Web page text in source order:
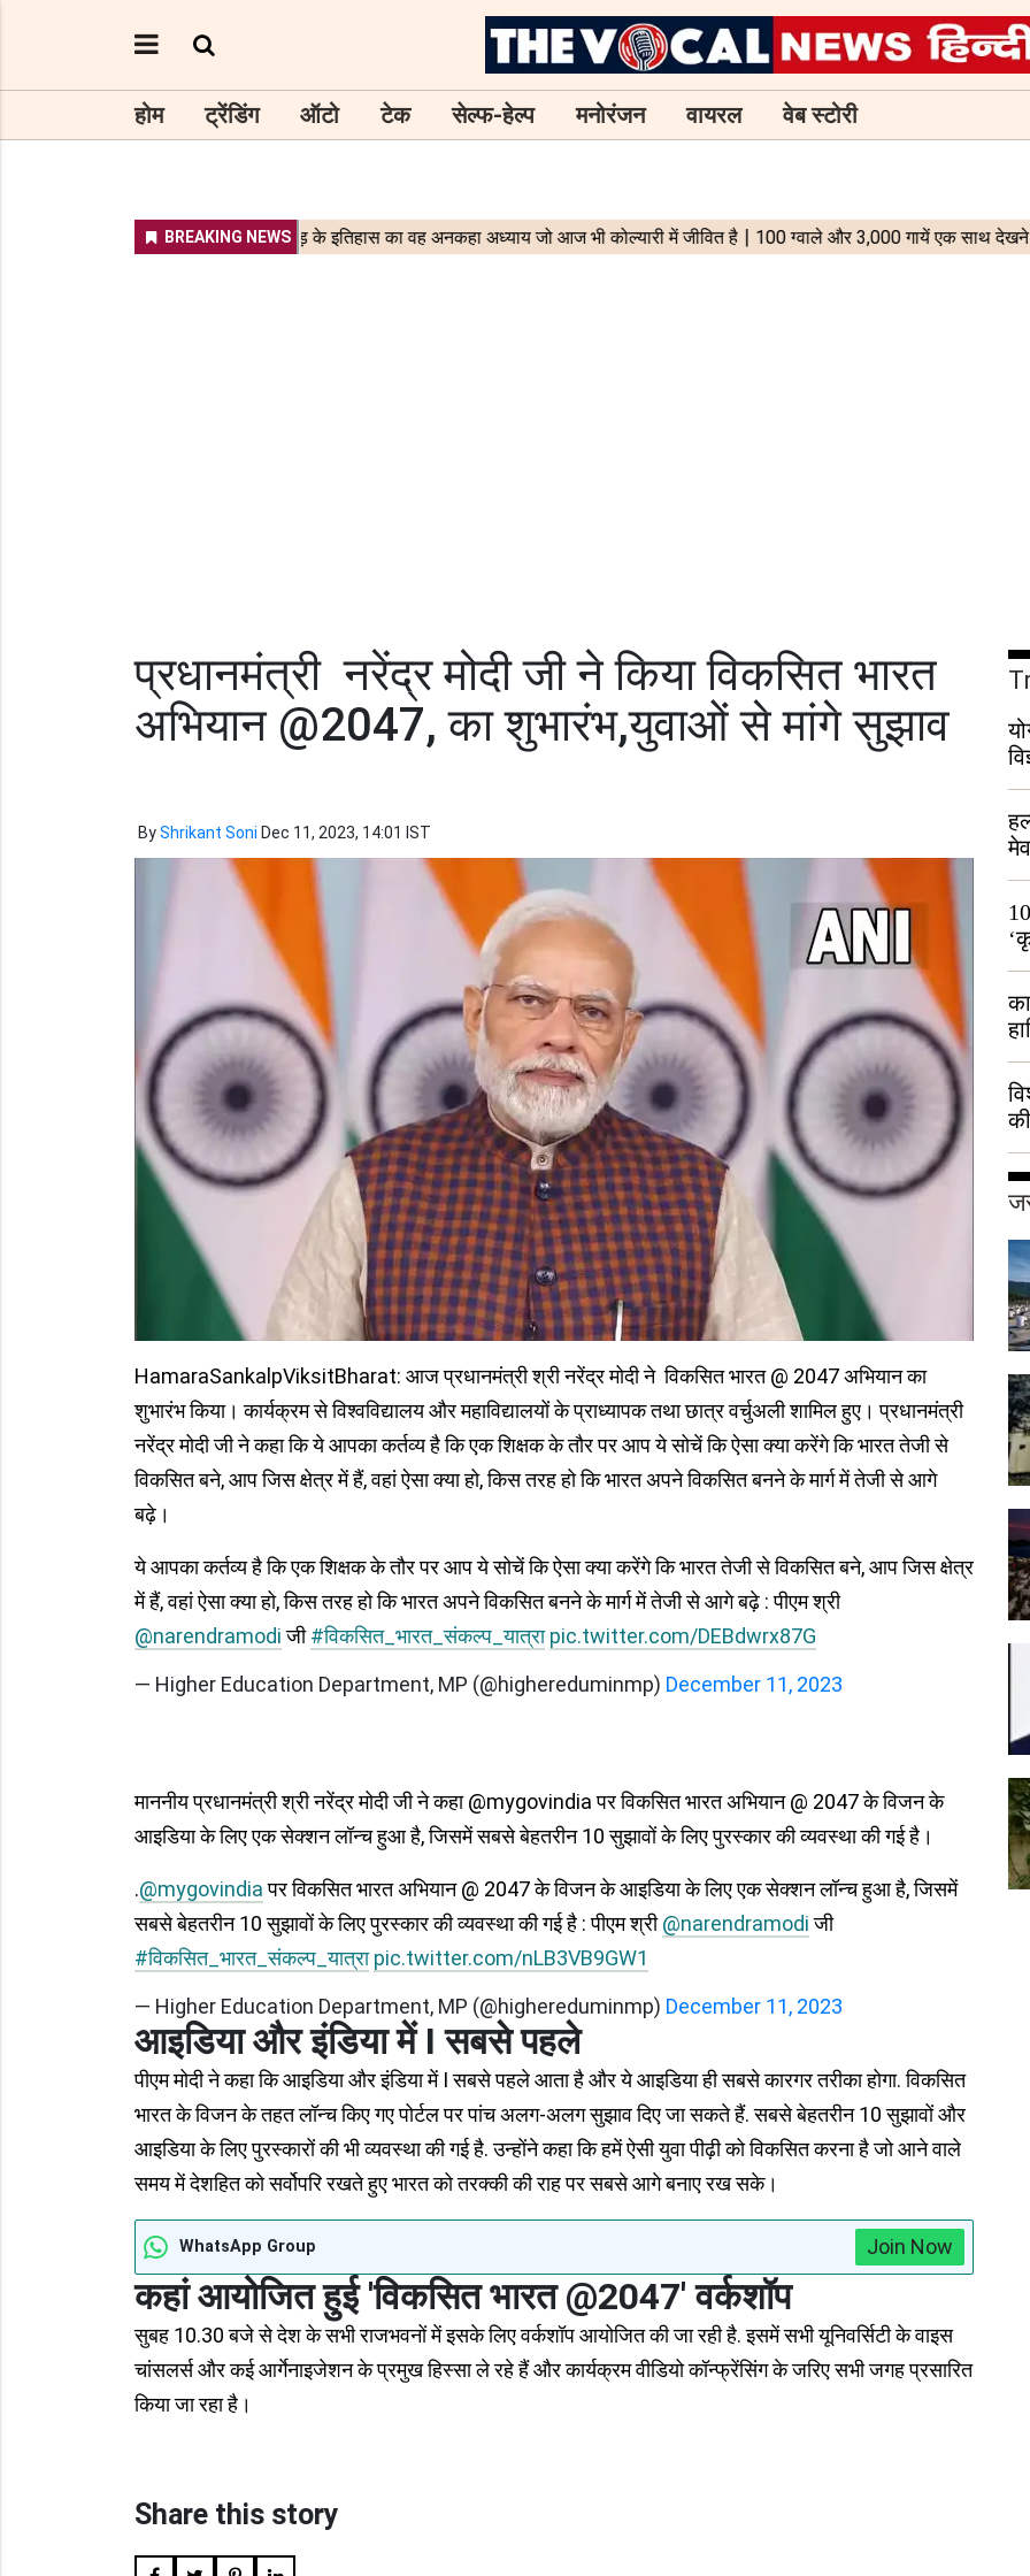
होम ट्रेंडिंग ऑटो टेक सेल्फ-हेल्प मनोरंजन वायरल वेब स्टोरी
प्रधानमंत्री नरेंद्र मोदी जी ने किया विकसित भारत
अभियान @2047, का शुभारंभ,युवाओं से मांगे सुझाव
ByShrikant Soni Dec 11, 2023, 14:01 IST
HamaraSankalpViksitBharat: आज प्रधानमंत्री श्री नरेंद्र मोदी ने विकसित भारत @ 2047 अभियान का
शुभारंभ किया। कार्यक्रम से विश्वविद्यालय और महाविद्यालयों के प्राध्यापक तथा छात्र वर्चुअली शामिल हुए। प्रधानमंत्री
नरेंद्र मोदी जी ने कहा कि ये आपका कर्तव्य है कि एक शिक्षक के तौर पर आप ये सोचें कि ऐसा क्या करेंगे कि भारत तेजी से
विकसित बने, आप जिस क्षेत्र में हैं, वहां ऐसा क्या हो, किस तरह हो कि भारत अपने विकसित बनने के मार्ग में तेजी से आगे
बढ़े।
ये आपका कर्तव्य है कि एक शिक्षक के तौर पर आप ये सोचें कि ऐसा क्या करेंगे कि भारत तेजी से विकसित बने, आप जिस क्षेत्र
में हैं, वहां ऐसा क्या हो, किस तरह हो कि भारत अपने विकसित बनने के मार्ग में तेजी से आगे बढ़े : पीएम श्री
@narendramodiजी#विकसित_भारत_संकल्प_यात्रा pic.twitter.com/DEBdwrx87G
— Higher Education Department, MP (@highereduminmp) December 11, 2023
माननीय प्रधानमंत्री श्री नरेंद्र मोदी जी ने कहा @mygovindia पर विकसित भारत अभियान @ 2047 के विजन के
आइडिया के लिए एक सेक्शन लॉन्च हुआ है, जिसमें सबसे बेहतरीन 10 सुझावों के लिए पुरस्कार की व्यवस्था की गई है।
.@mygovindiaपर विकसित भारत अभियान @ 2047 के विजन के आइडिया के लिए एक सेक्शन लॉन्च हुआ है, जिसमें
सबसे बेहतरीन 10 सुझावों के लिए पुरस्कार की व्यवस्था की गई है : पीएम श्री@narendramodiजी
#विकसित_भारत_संकल्प_यात्रा pic.twitter.com/nLB3VB9GW1
— Higher Education Department, MP (@highereduminmp) December 11, 2023
आइडिया और इंडिया में I सबसे पहले
पीएम मोदी ने कहा कि आइडिया और इंडिया में I सबसे पहले आता है और ये आइडिया ही सबसे कारगर तरीका होगा. विकसित
भारत के विजन के तहत लॉन्च किए गए पोर्टल पर पांच अलग-अलग सुझाव दिए जा सकते हैं. सबसे बेहतरीन 10 सुझावों और
आइडिया के लिए पुरस्कारों की भी व्यवस्था की गई है. उन्होंने कहा कि हमें ऐसी युवा पीढ़ी को विकसित करना है जो आने वाले
समय में देशहित को सर्वोपरि रखते हुए भारत को तरक्की की राह पर सबसे आगे बनाए रख सके।
WhatsApp Group Join Now
कहां आयोजित हुई 'विकसित भारत @2047' वर्कशॉप
सुबह 10.30 बजे से देश के सभी राजभवनों में इसके लिए वर्कशॉप आयोजित की जा रही है. इसमें सभी यूनिवर्सिटी के वाइस
चांसलर्स और कई आर्गेनाइजेशन के प्रमुख हिस्सा ले रहे हैं और कार्यक्रम वीडियो कॉन्फ्रेंसिंग के जरिए सभी जगह प्रसारित
किया जा रहा है।
Share this story
हुई